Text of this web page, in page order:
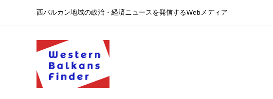
西バルカン地域の政治・経済ニュースを発信するWebメディア